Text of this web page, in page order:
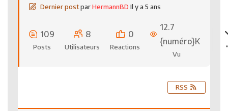
Dernier postparHermannBD Il y a 5 ans
109
Posts
8
Utilisateurs
0
Reactions
12.7
{numéro}K
Vu
RSS